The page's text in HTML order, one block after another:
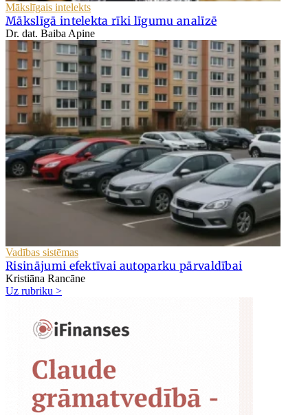
Mākslīgais intelekts
Mākslīgā intelekta rīki līgumu analīzē
Dr. dat. Baiba Apine
Vadības sistēmas
Risinājumi efektīvai autoparku pārvaldībai
Kristiāna Rancāne
Uz rubriku >